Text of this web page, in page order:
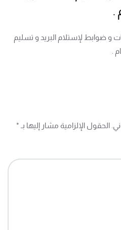
.
و ضوابط لإستلام البريد و تسليم
.
الحقول الإلزامية مشار إليها بـ *